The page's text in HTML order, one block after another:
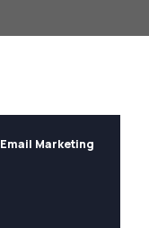
Email Marketing